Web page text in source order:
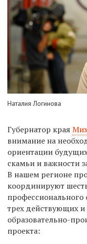
Наталия Логинова
Губернатор края
внимание на
ориентации
скамьи и важности
В нашем регионе
координируют
трех действующих
образовательно-
проекта: